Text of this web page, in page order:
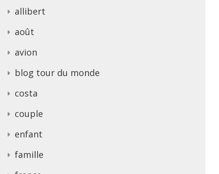
allibert
août
avion
blog tour du monde
costa
couple
enfant
famille